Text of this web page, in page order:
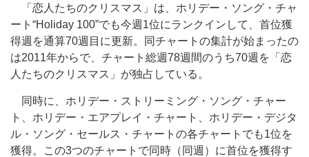
「恋人たちのクリスマス」は、ホリデー・ソング・チャ
ート“Holiday 100”でも今週1位にランクインして、首位獲
得週を通算70週目に更新。同チャートの集計が始まったの
は2011年からで、チャート総週78週間のうち70週を「恋
人たちのクリスマス」が独占している。
同時に、ホリデー・ストリーミング・ソング・チャー
ト、ホリデー・エアプレイ・チャート、ホリデー・デジタ
ル・ソング・セールス・チャートの各チャートでも1位を
獲得。この3つのチャートで同時（同週）に首位を獲得す